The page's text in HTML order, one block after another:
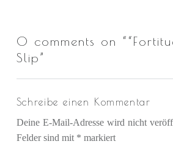
0 comments on “
Slip”
Schreibe einen Kommentar
Deine E-Mail-Adresse wird nicht
Felder sind mit * markiert